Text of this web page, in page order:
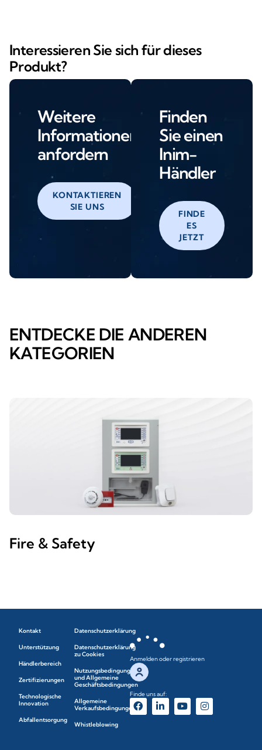
Interessieren Sie sich für dieses
Produkt?
Weitere
Informationen
anfordern
KONTAKTIEREN
SIE UNS
Finden
Sie einen
Inim-
Händler
FINDE
ES
JETZT
ENTDECKE DIE ANDEREN
KATEGORIEN
Fire & Safety
Kontakt
Unterstützung
Händlerbereich
Zertifizierungen
Technologische
Innovation
Abfallentsorgung
Datenschutzerklärung
Datenschutzerklärung
zu Cookies
Nutzungsbedingungen
und Allgemeine
Geschäftsbedingungen
Allgemeine
Verkaufsbedingungen
Whistleblowing
Anmelden oder registrieren
Finde uns auf: